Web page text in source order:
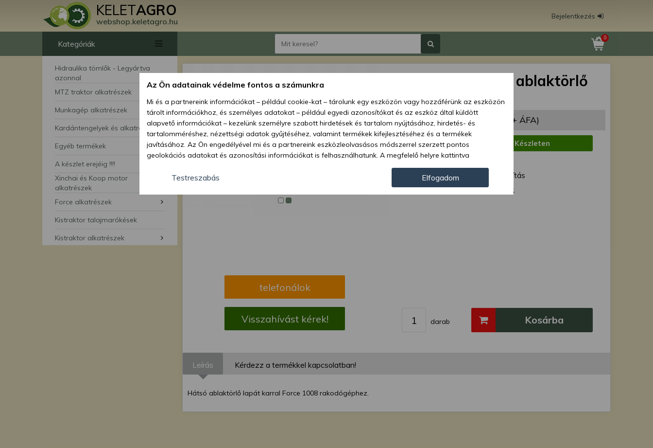
KELETAGRO
webshop.keletagro.hu
Bejelentkezés
Kategóriák
Hidraulika tömlők - Legyártva
azonnal
MTZ traktor alkatrészek
Munkagép alkatrészek
Kardántengelyek és alkatrészei
Egyéb termékek
A készlet erejéig !!!!
Xinchai és Koop motor
alkatrészek
Force alkatrészek
Kistraktor talajmarókések
Kistraktor alkatrészek
0
telefonálok
Visszahívást kérek!
Force 1008 hátsó ablaktörlő
lapát, karral
Ár: 19 035 Ft (14 988 Ft + ÁFA)
Elérhetőség:
Készleten
Szállítás:
Szállítási mód:
Normál szállítás
Force 42365
darab Kosárba
Leírás Kérdezz a termékkel kapcsolatban!
Hátsó ablaktörlő lapát karral Force 1008 rakodógéphez.
Az Ön adatainak védelme fontos a számunkra
Mi és a partnereink információkat – például cookie-kat – tárolunk egy eszközön vagy hozzáférünk az eszközön
tárolt információkhoz, és személyes adatokat – például egyedi azonosítókat és az eszköz által küldött
alapvető információkat – kezelünk személyre szabott hirdetések és tartalom nyújtásához, hirdetés- és
tartalomméréshez, nézettségi adatok gyűjtéséhez, valamint termékek kifejlesztéséhez és a termékek
javításához. Az Ön engedélyével mi és a partnereink eszközleolvasásos módszerrel szerzett pontos
geolokációs adatokat és azonosítási információkat is felhasználhatunk. A megfelelő helyre kattintva
hozzájárulhat ahhoz, hogy mi és a partnereink a fent leírtak szerint adatkezelést végezzünk. Másik
lehetőségként a hozzájárulás megadása vagy elutasítása előtt részletesebb információkhoz juthat, és
megváltoztathatja beállításait. Felhívjuk figyelmét, hogy személyes adatainak bizonyos kezeléséhez nem
feltétlenül szükséges az Ön hozzájárulása, de jogában áll tiltakozni az ilyen jellegű adatkezelés ellen. A
Testreszabás Elfogadom